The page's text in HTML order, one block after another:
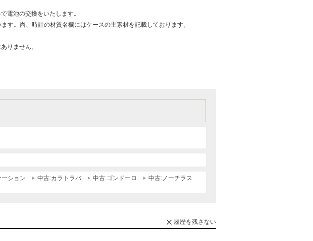
電池の交換をいたします。
す。尚、時計の材質名欄にはケースの主素材を記載しております。
りません。
ション 中古:カラトラバ 中古:ゴンドーロ
中古:ノーチラス
履歴を残さない